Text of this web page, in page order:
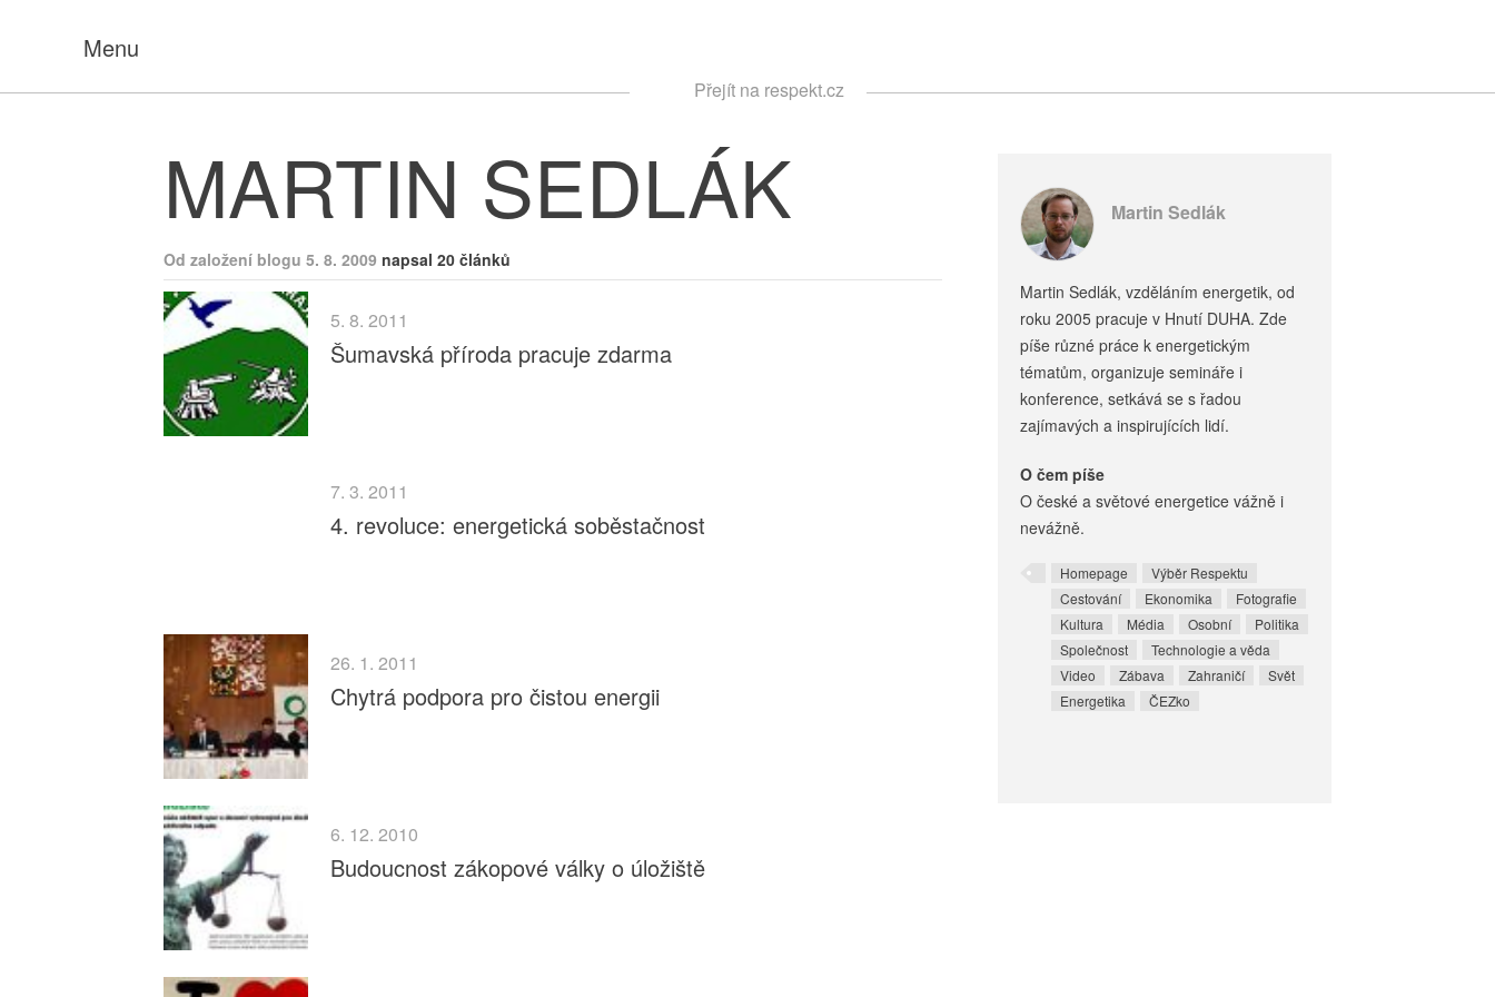
Menu
Přejít na respekt.cz
MARTIN SEDLÁK
Od založení blogu 5. 8. 2009 napsal 20 článků
5. 8. 2011
Šumavská příroda pracuje zdarma
7. 3. 2011
4. revoluce: energetická soběstačnost
26. 1. 2011
Chytrá podpora pro čistou energii
6. 12. 2010
Budoucnost zákopové války o úložiště
Martin Sedlák
Martin Sedlák, vzděláním energetik, od
roku 2005 pracuje v Hnutí DUHA. Zde
píše různé práce k energetickým
tématům, organizuje semináře i
konference, setkává se s řadou
zajímavých a inspirujících lidí.
O čem píše
O české a světové energetice vážně i
nevážně.
Homepage
Výběr Respektu
Cestování
Ekonomika
Fotografie
Kultura
Média Osobní
Politika
Společnost
Technologie a věda
Video
Zábava Zahraničí
Svět
Energetika
ČEZko